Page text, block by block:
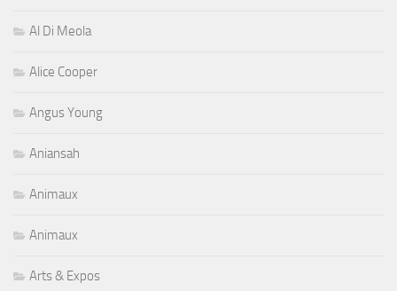
Al Di Meola
Alice Cooper
Angus Young
Aniansah
Animaux
Animaux
Arts & Expos